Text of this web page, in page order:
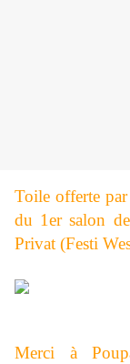
Toile offerte
du 1er salon
Privat (Festi
Merci à